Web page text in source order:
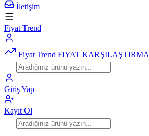
İletişim
Fiyat Trend
Fiyat Trend FIYAT KARŞILAŞTIRMA
Giriş Yap
Kayıt Ol